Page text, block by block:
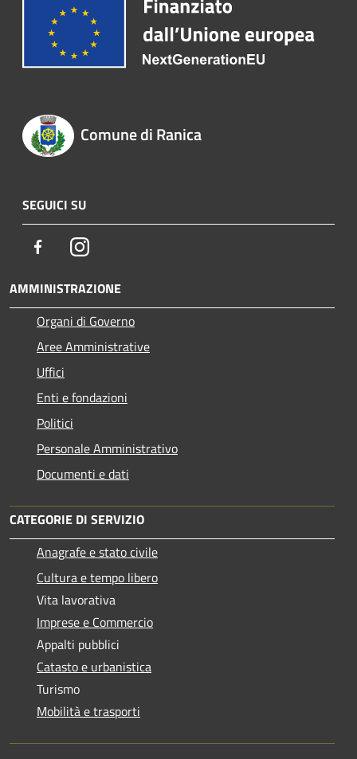
Comune di Ranica
SEGUICI SU
FacebookInstagram
AMMINISTRAZIONE
Organi di Governo
Aree Amministrative
Uffici
Enti e fondazioni
Politici
Personale Amministrativo
Documenti e dati
CATEGORIE DI SERVIZIO
Anagrafe e stato civile
Cultura e tempo libero
Vita lavorativa
Imprese e Commercio
Appalti pubblici
Catasto e urbanistica
Turismo
Mobilità e trasporti